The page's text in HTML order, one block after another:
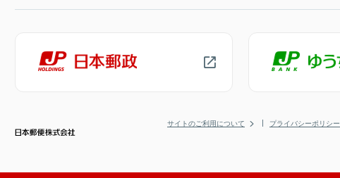
サイトのご利用について プライバシーポリシー